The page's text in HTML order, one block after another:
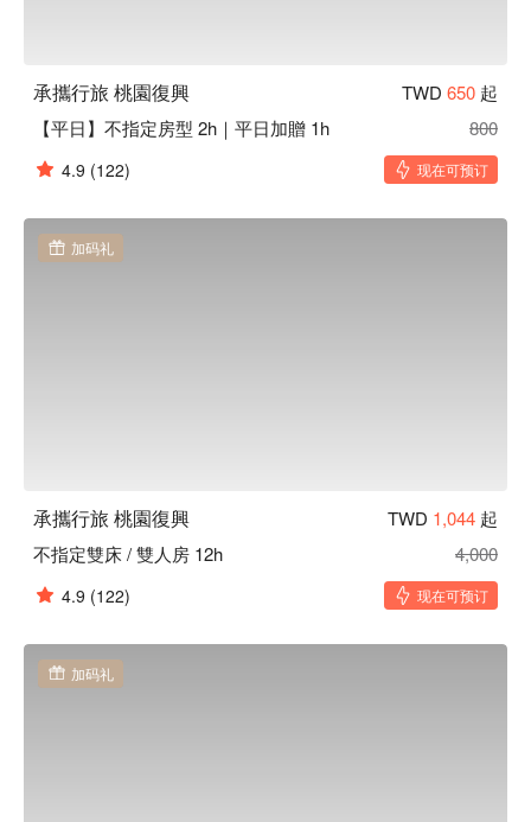
承攜行旅 桃園復興 TWD 650 起
【平日】不指定房型 2h｜平日加贈 1h
800
4.9 (122) 现在可预订
加码礼
承攜行旅 桃園復興 TWD 1,044 起
不指定雙床 / 雙人房 12h
4,000
4.9 (122) 现在可预订
加码礼